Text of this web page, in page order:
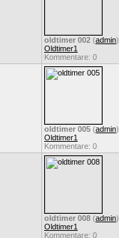
oldtimer 002 (admin)
Oldtimer1
Kommentare: 0
oldtimer 005 (admin)
Oldtimer1
Kommentare: 0
oldtimer 008 (admin)
Oldtimer1
Kommentare: 0